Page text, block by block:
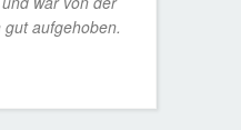
aufgehoben.